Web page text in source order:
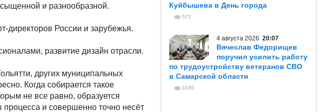
и разнообразной.
директоров России и зарубежья.
развитие дизайн отрасли.
других муниципальных
Когда собирается такое
не все равно, образуется
процесса и совершенно точно несёт
Куйбышева в День города
572
4 августа 2026 20:07
Вячеслав Федорищев
поручил усилить работу
по трудоустройству ветеранов СВО
в Самарской области
1030